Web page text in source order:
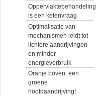
Oppervlaktebehandeling
is een ketenvraag
Optimalisatie van
mechanismen leidt tot
lichtere aandrijvingen
en minder
energieverbruik
Oranje boven: een
groene
hoofdaandrijving!